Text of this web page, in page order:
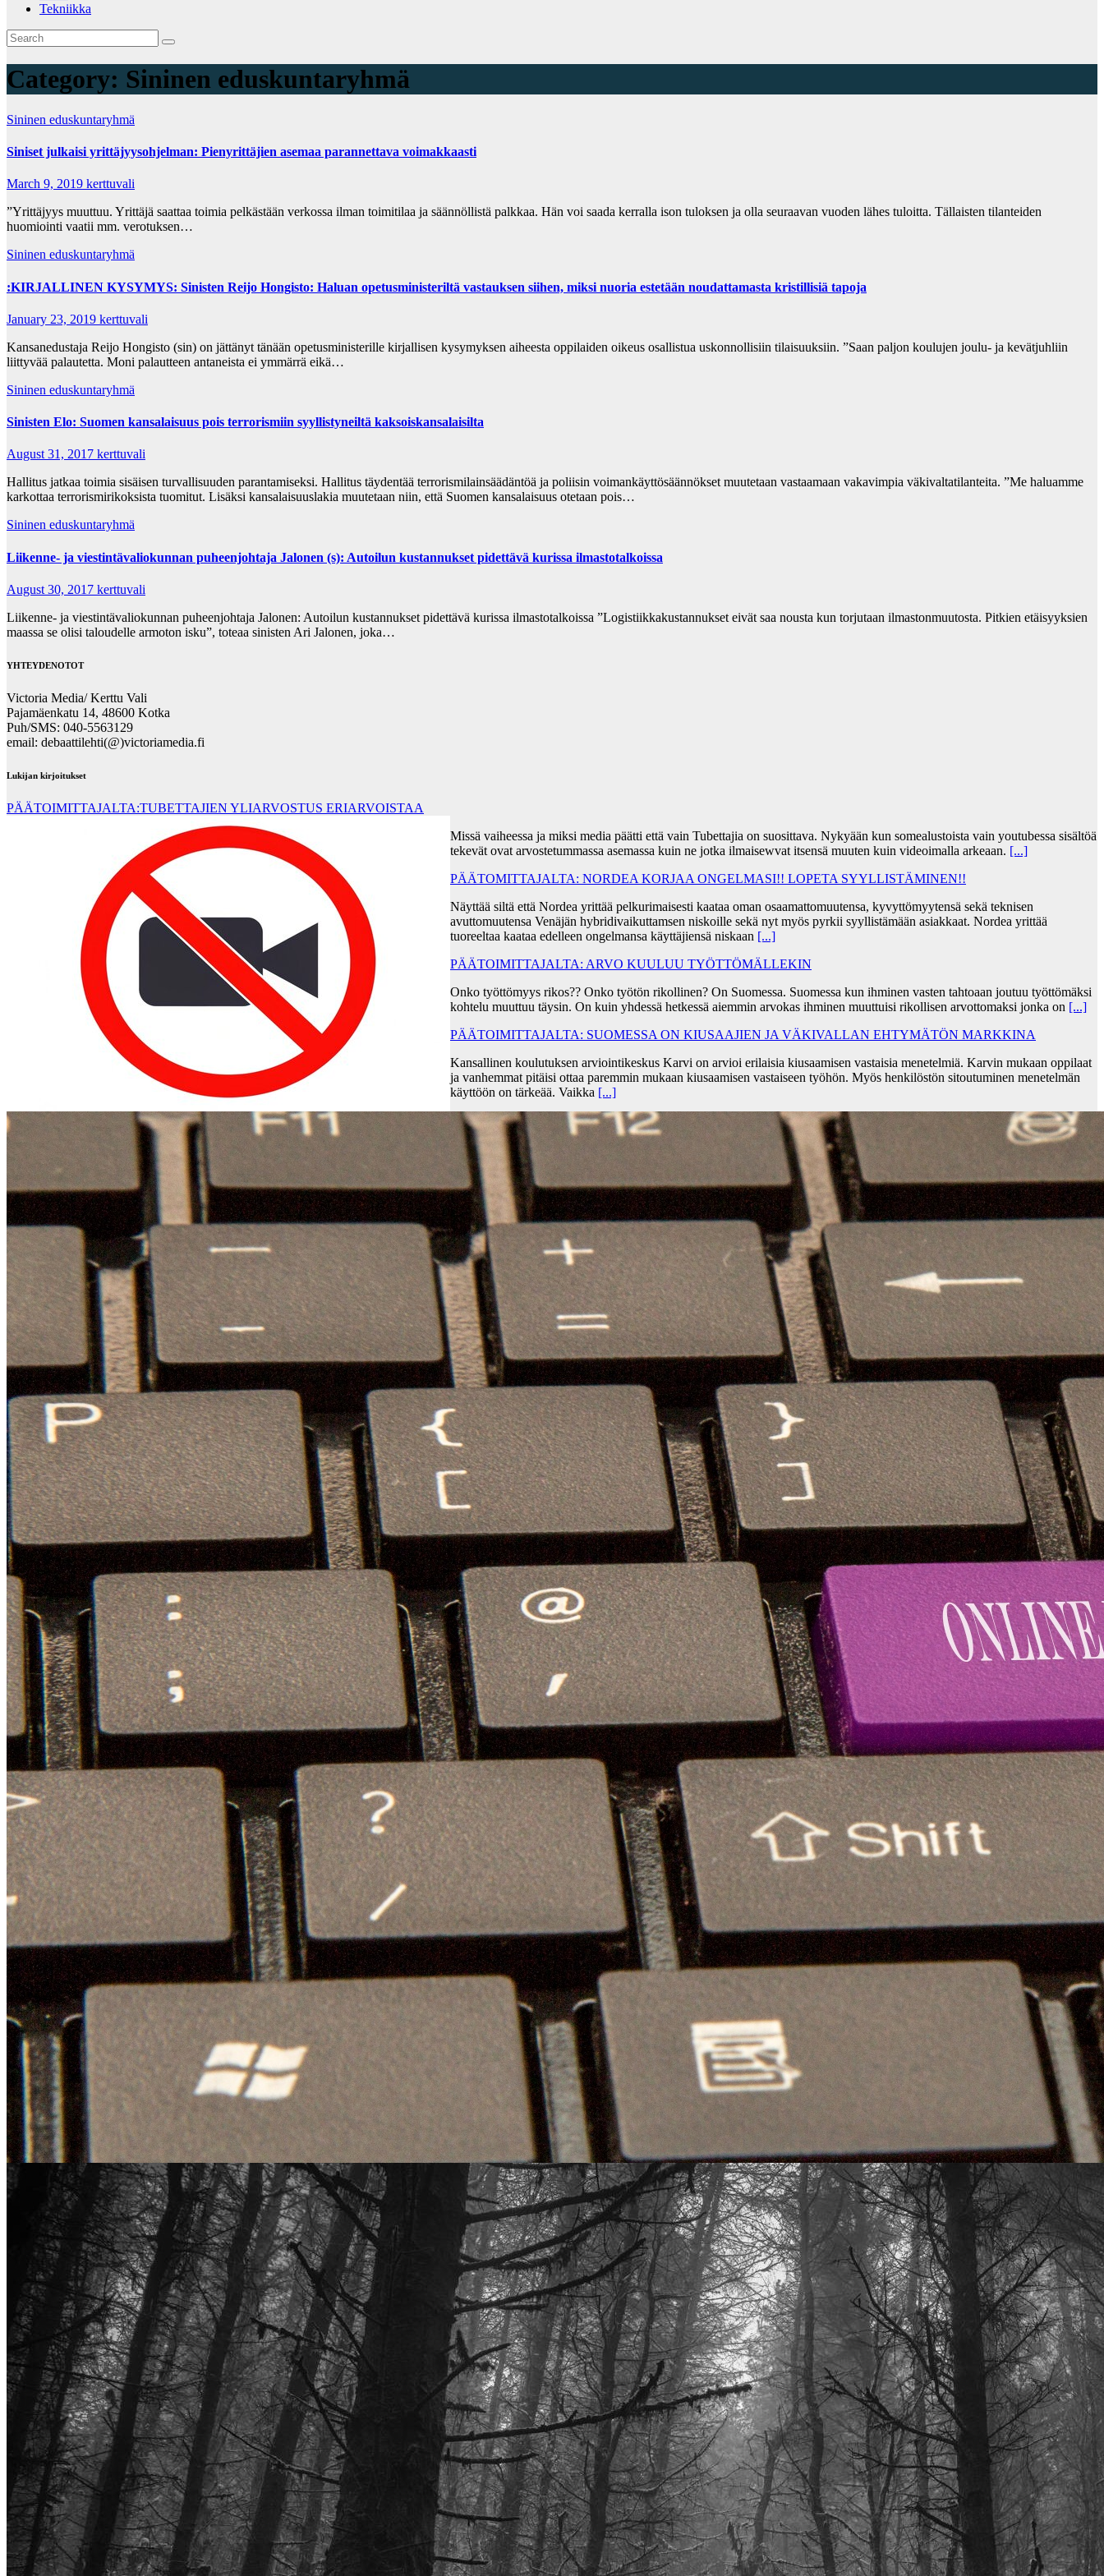
Tekniikka
Category: Sininen eduskuntaryhmä
Sininen eduskuntaryhmä
Siniset julkaisi yrittäjyysohjelman: Pienyrittäjien asemaa parannettava voimakkaasti
March 9, 2019 kerttuvali
”Yrittäjyys muuttuu. Yrittäjä saattaa toimia pelkästään verkossa ilman toimitilaa ja säännöllistä palkkaa. Hän voi saada kerralla ison tuloksen ja olla seuraavan vuoden lähes tuloitta. Tällaisten tilanteiden
huomiointi vaatii mm. verotuksen…
Sininen eduskuntaryhmä
:KIRJALLINEN KYSYMYS: Sinisten Reijo Hongisto: Haluan opetusministeriltä vastauksen siihen, miksi nuoria estetään noudattamasta kristillisiä tapoja
January 23, 2019 kerttuvali
Kansanedustaja Reijo Hongisto (sin) on jättänyt tänään opetusministerille kirjallisen kysymyksen aiheesta oppilaiden oikeus osallistua uskonnollisiin tilaisuuksiin. ”Saan paljon koulujen joulu- ja kevätjuhliin
liittyvää palautetta. Moni palautteen antaneista ei ymmärrä eikä…
Sininen eduskuntaryhmä
Sinisten Elo: Suomen kansalaisuus pois terrorismiin syyllistyneiltä kaksoiskansalaisilta
August 31, 2017 kerttuvali
Hallitus jatkaa toimia sisäisen turvallisuuden parantamiseksi. Hallitus täydentää terrorismilainsäädäntöä ja poliisin voimankäyttösäännökset muutetaan vastaamaan vakavimpia väkivaltatilanteita. ”Me haluamme
karkottaa terrorismirikoksista tuomitut. Lisäksi kansalaisuuslakia muutetaan niin, että Suomen kansalaisuus otetaan pois…
Sininen eduskuntaryhmä
Liikenne- ja viestintävaliokunnan puheenjohtaja Jalonen (s): Autoilun kustannukset pidettävä kurissa ilmastotalkoissa
August 30, 2017 kerttuvali
Liikenne- ja viestintävaliokunnan puheenjohtaja Jalonen: Autoilun kustannukset pidettävä kurissa ilmastotalkoissa ”Logistiikkakustannukset eivät saa nousta kun torjutaan ilmastonmuutosta. Pitkien etäisyyksien
maassa se olisi taloudelle armoton isku”, toteaa sinisten Ari Jalonen, joka…
YHTEYDENOTOT
Victoria Media/ Kerttu Vali
Pajamäenkatu 14, 48600 Kotka
Puh/SMS: 040-5563129
email: debaattilehti(@)victoriamedia.fi
Lukijan kirjoitukset
PÄÄTOIMITTAJALTA:TUBETTAJIEN YLIARVOSTUS ERIARVOISTAA
Missä vaiheessa ja miksi media päätti että vain Tubettajia on suosittava. Nykyään kun somealustoista vain youtubessa sisältöä
tekevät ovat arvostetummassa asemassa kuin ne jotka ilmaisewvat itsensä muuten kuin videoimalla arkeaan. [...]
PÄÄTOMITTAJALTA: NORDEA KORJAA ONGELMASI!! LOPETA SYYLLISTÄMINEN!!
Näyttää siltä että Nordea yrittää pelkurimaisesti kaataa oman osaamattomuutensa, kyvyttömyytensä sekä teknisen
avuttomuutensa Venäjän hybridivaikuttamsen niskoille sekä nyt myös pyrkii syyllistämään asiakkaat. Nordea yrittää
tuoreeltaa kaataa edelleen ongelmansa käyttäjiensä niskaan [...]
PÄÄTOIMITTAJALTA: ARVO KUULUU TYÖTTÖMÄLLEKIN
Onko työttömyys rikos?? Onko työtön rikollinen? On Suomessa. Suomessa kun ihminen vasten tahtoaan joutuu työttömäksi
kohtelu muuttuu täysin. On kuin yhdessä hetkessä aiemmin arvokas ihminen muuttuisi rikollisen arvottomaksi jonka on [...]
PÄÄTOIMITTAJALTA: SUOMESSA ON KIUSAAJIEN JA VÄKIVALLAN EHTYMÄTÖN MARKKINA
Kansallinen koulutuksen arviointikeskus Karvi on arvioi erilaisia kiusaamisen vastaisia menetelmiä. Karvin mukaan oppilaat
ja vanhemmat pitäisi ottaa paremmin mukaan kiusaamisen vastaiseen työhön. Myös henkilöstön sitoutuminen menetelmän
käyttöön on tärkeää. Vaikka [...]